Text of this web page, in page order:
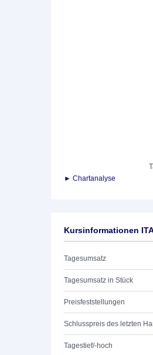
► Chartanalyse
Kursinformationen
Tagesumsatz
Tagesumsatz in Stück
Preisfeststellungen
Schlusspreis des letzten
Tagestief/-hoch